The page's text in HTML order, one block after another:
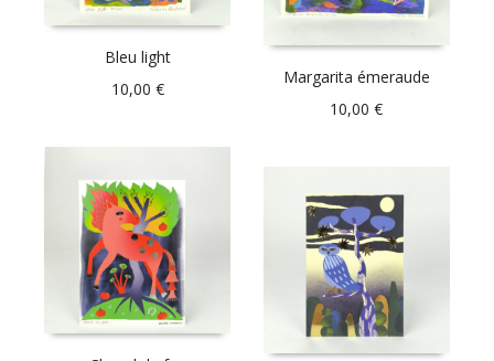
Bleu light
10,00 €
Margarita émeraude
10,00€